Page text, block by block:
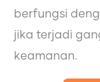
berfungsi
jika terjadi
keamanan.